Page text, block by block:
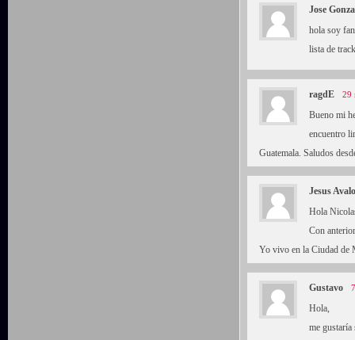
Jose
hola soy
lista de
ragdE 29
Bueno mi
encuentro
Guatemala. Saludos
Jesus
Hola
Con
Yo vivo en la Ciudad de
Gustavo
Hola,
me